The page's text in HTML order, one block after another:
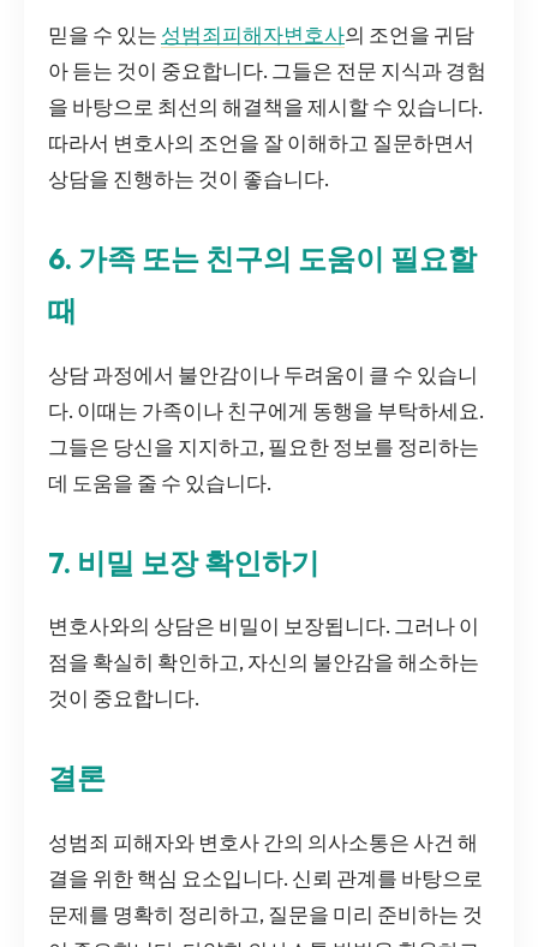
믿을 수 있는 성범죄피해자변호사의 조언을 귀담
아 듣는 것이 중요합니다. 그들은 전문 지식과 경험
을 바탕으로 최선의 해결책을 제시할 수 있습니다.
따라서 변호사의 조언을 잘 이해하고 질문하면서
상담을 진행하는 것이 좋습니다.
6. 가족 또는 친구의 도움이 필요할
때
상담 과정에서 불안감이나 두려움이 클 수 있습니
다. 이때는 가족이나 친구에게 동행을 부탁하세요.
그들은 당신을 지지하고, 필요한 정보를 정리하는
데 도움을 줄 수 있습니다.
7. 비밀 보장 확인하기
변호사와의 상담은 비밀이 보장됩니다. 그러나 이
점을 확실히 확인하고, 자신의 불안감을 해소하는
것이 중요합니다.
결론
성범죄 피해자와 변호사 간의 의사소통은 사건 해
결을 위한 핵심 요소입니다. 신뢰 관계를 바탕으로
문제를 명확히 정리하고, 질문을 미리 준비하는 것